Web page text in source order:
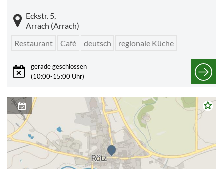
Eckstr. 5,
Arrach (Arrach)
Restaurant
Café deutsch regionale Küche
gerade geschlossen
(10:00-15:00 Uhr)